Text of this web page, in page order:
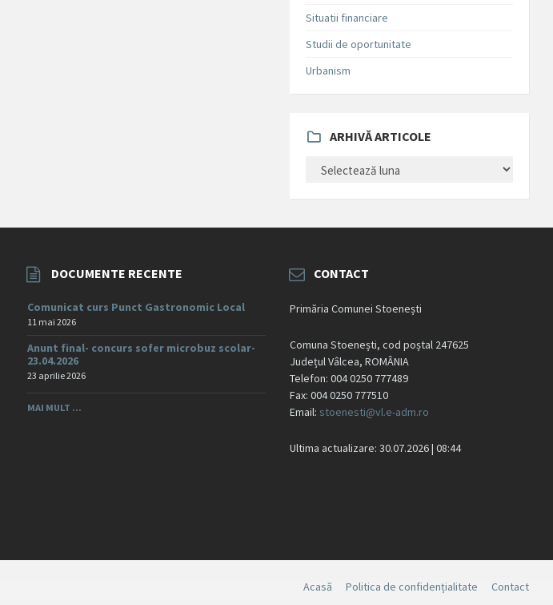
Situatii financiare
Studii de oportunitate
Urbanism
ARHIVĂ ARTICOLE
ARTICOLE
DOCUMENTE RECENTE
Comunicat curs Punct Gastronomic Local
11 mai 2026
Anunt final- concurs sofer microbuz scolar-
23.04.2026
23 aprilie 2026
MAI MULT ...
CONTACT
Primăria Comunei Stoenești
Comuna Stoenești, cod poștal 247625
Județul Vâlcea, ROMÂNIA
Telefon: 004 0250 777489
Fax: 004 0250 777510
Email: stoenesti@vl.e-adm.ro
Ultima actualizare: 30.07.2026 | 08:44
Acasă Politica de confidențialitate Contact